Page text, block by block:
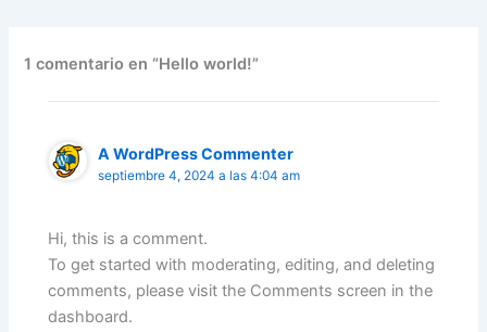
1 comentario en “Hello world!”
A WordPress Commenter
septiembre 4, 2024 a las 4:04 am
Hi, this is a comment.
To get started with moderating, editing, and deleting
comments, please visit the Comments screen in the
dashboard.